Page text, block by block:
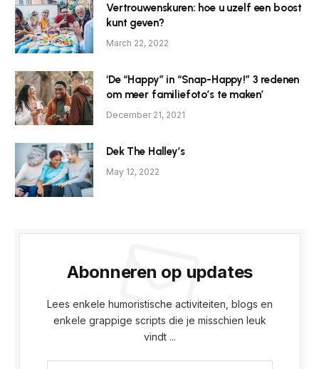
Vertrouwenskuren: hoe u uzelf een boost
kunt geven?
March 22, 2022
‘De “Happy” in “Snap-Happy!” 3 redenen
om meer familiefoto’s te maken’
December 21, 2021
Dek The Halley’s
May 12, 2022
Abonneren op updates
Lees enkele humoristische activiteiten, blogs en
enkele grappige scripts die je misschien leuk
vindt ...